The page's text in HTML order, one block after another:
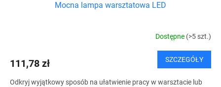
Mocna lampa warsztatowa LED
Dostępne (>5 szt.)
111,78 zł SZCZEGÓŁY
Odkryj wyjątkowy sposób na ułatwienie pracy w warsztacie lub